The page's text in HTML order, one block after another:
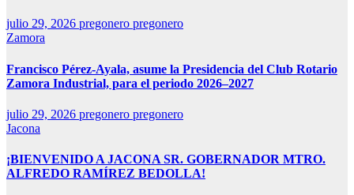
julio 29, 2026 pregonero pregonero
Zamora
Francisco Pérez-Ayala, asume la Presidencia del Club Rotario
Zamora Industrial, para el periodo 2026–2027
julio 29, 2026 pregonero pregonero
Jacona
¡BIENVENIDO A JACONA SR. GOBERNADOR MTRO.
ALFREDO RAMÍREZ BEDOLLA!